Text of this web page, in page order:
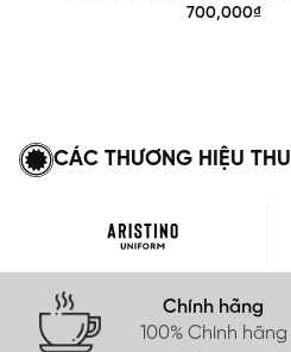
APS615EDP01
700,000₫
CÁC THƯƠNG HIỆU
Chính hãng
100% Chính hãng